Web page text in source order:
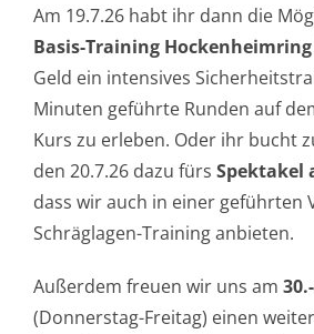
Am 19.7.26 habt ihr dann die
Basis-Training Hockenheimring
Geld ein intensives
Minuten geführte Runden auf
Kurs zu erleben. Oder ihr bucht
den 20.7.26 dazu fürs Spektakel
dass wir auch in einer geführten
Schräglagen-Training anbieten.
Außerdem freuen wir uns am
(Donnerstag-Freitag) einen